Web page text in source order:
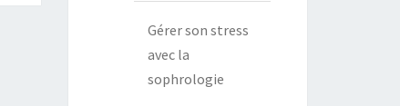
Gérer son stress
avec la
sophrologie